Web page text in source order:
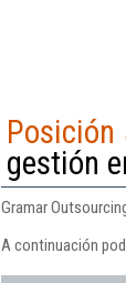
Posición
gestión
Gramar
A continuación